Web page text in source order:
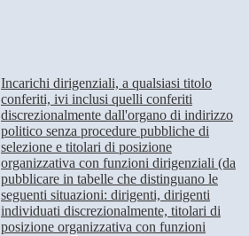
Incarichi dirigenziali, a qualsiasi titolo
conferiti, ivi inclusi quelli conferiti
discrezionalmente dall'organo di indirizzo
politico senza procedure pubbliche di
selezione e titolari di posizione
organizzativa con funzioni dirigenziali (da
pubblicare in tabelle che distinguano le
seguenti situazioni: dirigenti, dirigenti
individuati discrezionalmente, titolari di
posizione organizzativa con funzioni